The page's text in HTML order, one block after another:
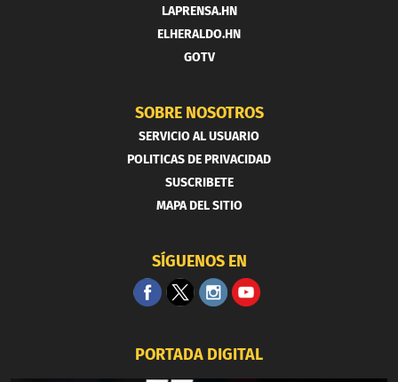
LAPRENSA.HN
ELHERALDO.HN
GOTV
SOBRE NOSOTROS
SERVICIO AL USUARIO
POLITICAS DE PRIVACIDAD
SUSCRIBETE
MAPA DEL SITIO
SÍGUENOS EN
PORTADA DIGITAL